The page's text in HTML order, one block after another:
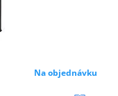
Na objednávku